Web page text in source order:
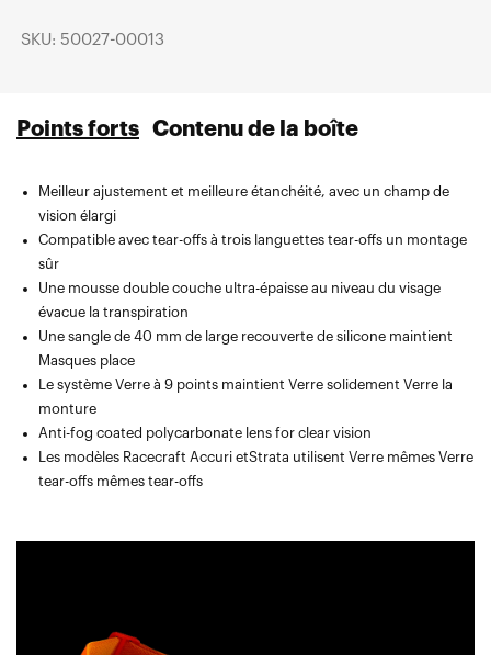
SKU: 50027-00013
Points forts Contenu de la boîte
Meilleur ajustement et meilleure étanchéité, avec un champ de
vision élargi
Compatible avec tear-offs à trois languettes tear-offs un montage
sûr
Une mousse double couche ultra-épaisse au niveau du visage
évacue la transpiration
Une sangle de 40 mm de large recouverte de silicone maintient
Masques place
Le système Verre à 9 points maintient Verre solidement Verre la
monture
Anti-fog coated polycarbonate lens for clear vision
Les modèles Racecraft Accuri etStrata utilisent Verre mêmes Verre
tear-offs mêmes tear-offs